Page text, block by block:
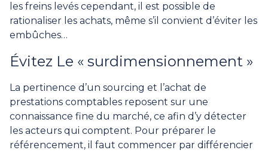
les freins levés cependant, il est possible de
rationaliser les achats, même s’il convient d’éviter les
embûches…
Évitez Le « surdimensionnement »
La pertinence d’un sourcing et l’achat de
prestations comptables reposent sur une
connaissance fine du marché, ce afin d’y détecter
les acteurs qui comptent. Pour préparer le
référencement, il faut commencer par différencier